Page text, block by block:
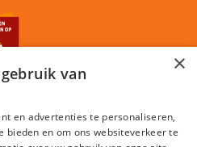
×
van
en advertenties te personaliseren,
bieden en om ons websiteverkeer te